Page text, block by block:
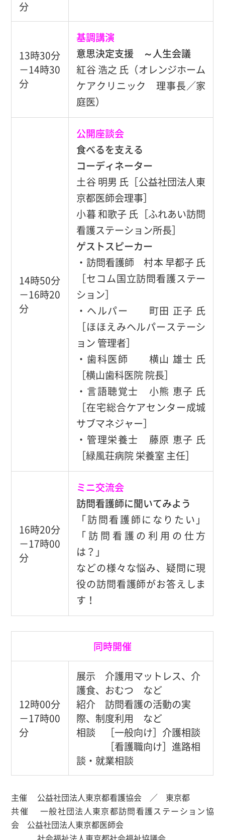
分
13時30分
－14時30
分
基調講演
意思決定支援 ～人生会議
紅谷 浩之 氏（オレンジホーム
ケアクリニック 理事長／家
庭医）
14時50分
－16時20
分
公開座談会
食べるを支える
コーディネーター
土谷 明男 氏［公益社団法人東
京都医師会理事］
小暮 和歌子 氏［ふれあい訪問
看護ステーション所長］
ゲストスピーカー
・訪問看護師 村本 早都子 氏
［セコム国立訪問看護ステー
ション］
・ヘルパー 町田 正子 氏
［ほほえみヘルパーステーシ
ョン 管理者］
・歯科医師 横山 雄士 氏
［横山歯科医院 院長］
・言語聴覚士 小熊 恵子 氏
［在宅総合ケアセンター成城
サブマネジャー］
・管理栄養士 藤原 恵子 氏
［緑風荘病院 栄養室 主任］
16時20分
－17時00
分
ミニ交流会
訪問看護師に聞いてみよう
「訪問看護師になりたい」
「訪問看護の利用の仕方
は？」
などの様々な悩み、疑問に現
役の訪問看護師がお答えしま
す！
同時開催
12時00分
－17時00
分
展示 介護用マットレス、介
護食、おむつ など
紹介 訪問看護の活動の実
際、制度利用 など
相談 ［一般向け］介護相談
［看護職向け］進路相
談・就業相談
主催 公益社団法人東京都看護協会 ／ 東京都
共催 一般社団法人東京都訪問看護ステーション協
会 公益社団法人東京都医師会